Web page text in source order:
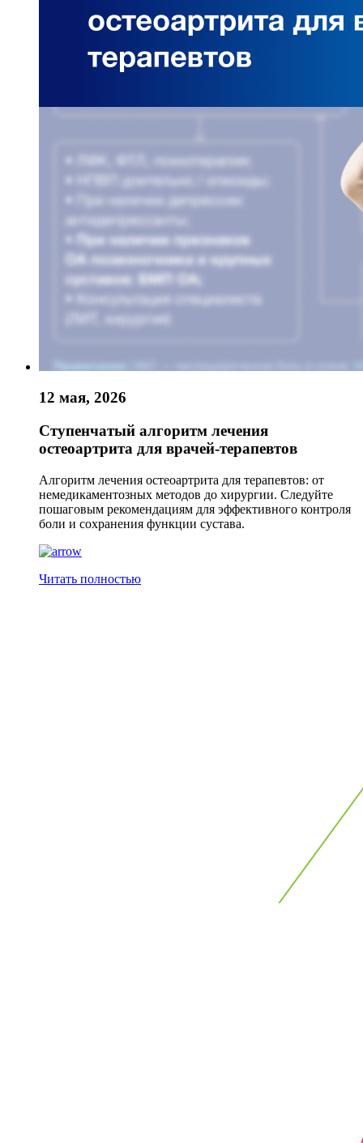
12 мая, 2026
Ступенчатый алгоритм лечения
остеоартрита для врачей-терапевтов
Алгоритм лечения остеоартрита для терапевтов: от
немедикаментозных методов до хирургии. Следуйте
пошаговым рекомендациям для эффективного контроля
боли и сохранения функции сустава.
Читать полностью